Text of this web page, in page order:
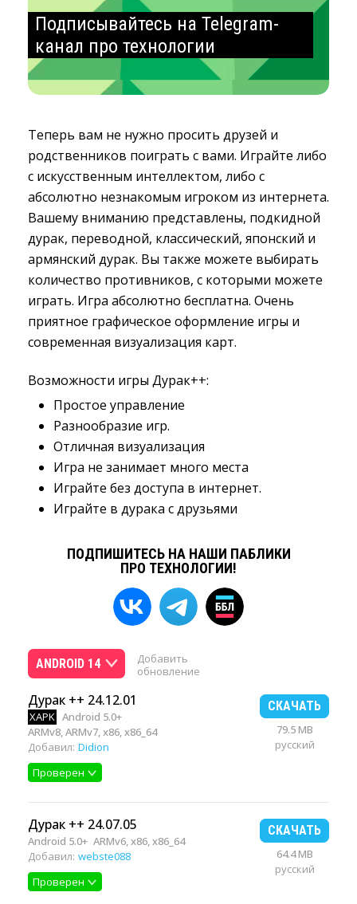
Подписывайтесь на Telegram-
канал про технологии
Теперь вам не нужно просить друзей и
родственников поиграть с вами. Играйте либо
с искусственным интеллектом, либо с
абсолютно незнакомым игроком из интернета.
Вашему вниманию представлены, подкидной
дурак, переводной, классический, японский и
армянский дурак. Вы также можете выбирать
количество противников, с которыми можете
играть. Игра абсолютно бесплатна. Очень
приятное графическое оформление игры и
современная визуализация карт.
Возможности игры Дурак++:
Простое управление
Разнообразие игр.
Отличная визуализация
Игра не занимает много места
Играйте без доступа в интернет.
Играйте в дурака с друзьями
ПОДПИШИТЕСЬ НА НАШИ ПАБЛИКИ
ПРО ТЕХНОЛОГИИ!
ANDROID 14
Добавить
обновление
Дурак ++ 24.12.01
XAPK Android 5.0+
ARMv8, ARMv7, x86, x86_64
Добавил: Didion
Проверен
СКАЧАТЬ
79.5 MB
русский
Дурак ++ 24.07.05
Android 5.0+ ARMv6, x86, x86_64
Добавил: webste088
Проверен
СКАЧАТЬ
64.4 MB
русский